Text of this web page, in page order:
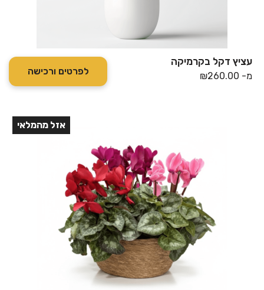
עציץ דקל בקרמיקה
מ- ₪260.00 לפרטים ורכישה
אזל מהמלאי